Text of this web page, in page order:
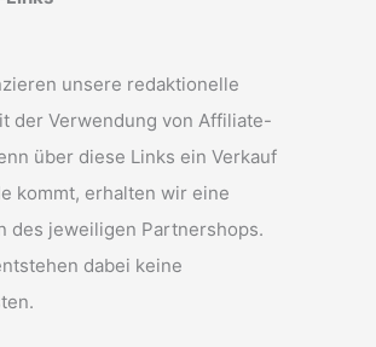
unsere redaktionelle
der Verwendung von Affiliate-
über diese Links ein Verkauf
kommt, erhalten wir eine
des jeweiligen Partnershops.
dabei keine